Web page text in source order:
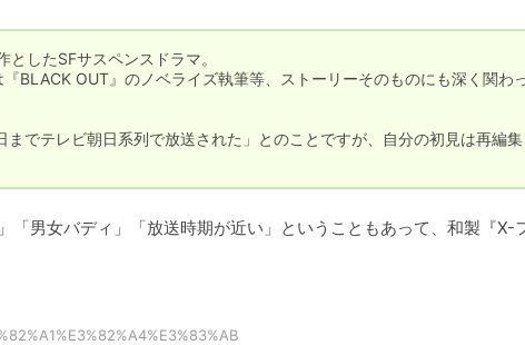
したSFサスペンスドラマ。
BLACK OUT』のノベライズ執筆等、ストーリーそのものにも深く関わ
でテレビ朝日系列で放送された」とのことですが、自分の初見は再編
「男女バディ」「放送時期が近い」ということもあって、和製『X-